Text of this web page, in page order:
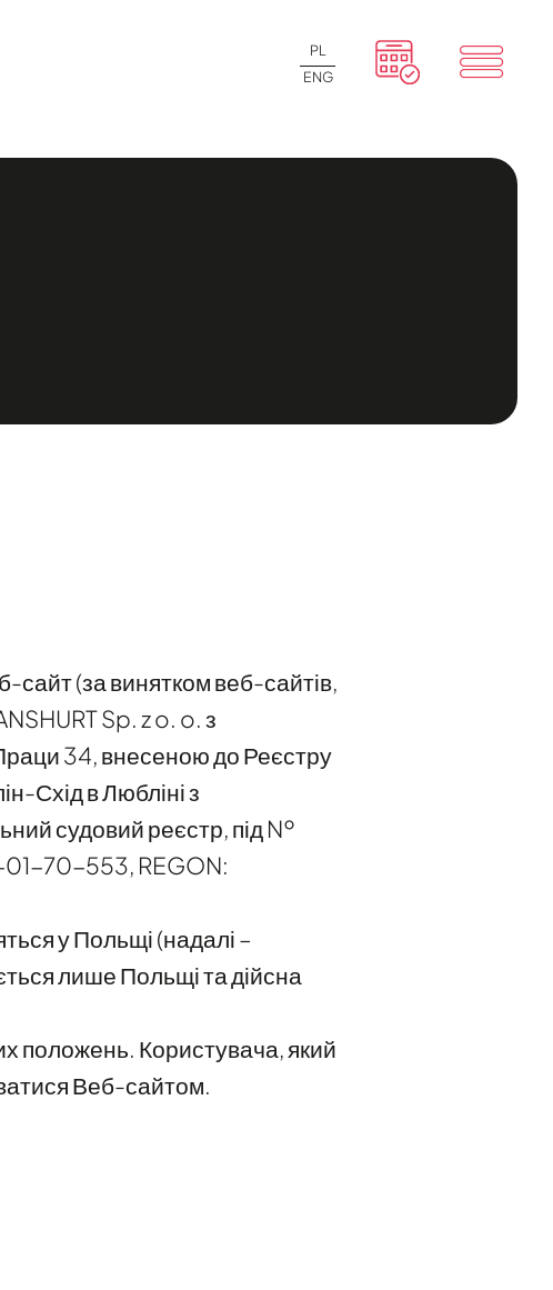
PL
ENG
сайт (за винятком веб-сайтів,
Sp. z o. o. з
34, внесеною до Реєстру
Схід в Любліні з
судовий реєстр, під №
01-70-553, REGON:
у Польщі (надалі –
лише Польщі та дійсна
положень. Користувача, який
Веб-сайтом.